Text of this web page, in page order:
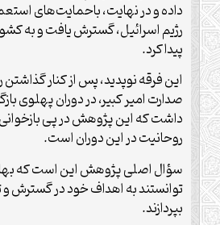
داده و در نهایت، باحمایت‌های
رژیم اسرائیل، گسترش یافت و به
پیدا کرد.
این فرقه نوپدید، پس از کنار
صدارت امیر کبیر، در دوران پهلوی
داشت که این پژوهش در پی
روحانیت در این دوران است.
سؤال اصلی پژوهش این است که
توانستند به اهداف خود در گسترش
بپردازند.